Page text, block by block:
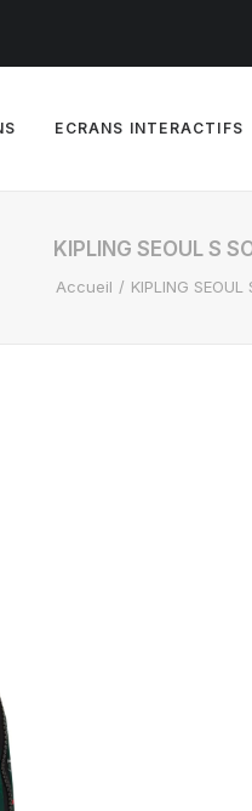
ECRANS INTERACTIFS
KIPLING SEOUL S
Accueil KIPLING SEOUL